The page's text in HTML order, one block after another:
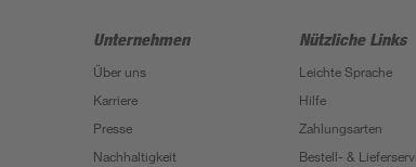
Unternehmen
Über uns
Karriere
Presse
Nachhaltigkeit
Nützliche Links
Leichte Sprache
Hilfe
Zahlungsarten
Bestell- &